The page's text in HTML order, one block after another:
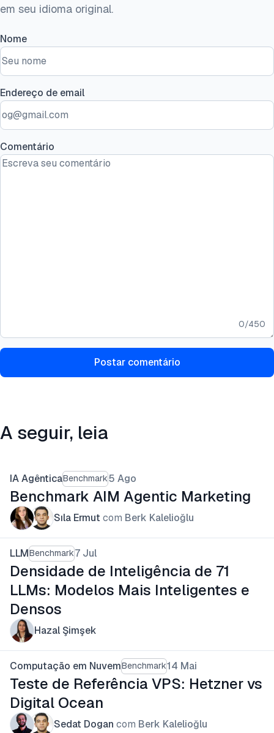
em seu idioma original.
Nome
Endereço de email
Comentário
0/450
Postar comentário
A seguir, leia
IA AgênticaBenchmark5 Ago
Benchmark AIM Agentic Marketing
Sıla Ermut com Berk Kalelioğlu
LLMBenchmark7 Jul
Densidade de Inteligência de 71
LLMs: Modelos Mais Inteligentes e
Densos
Hazal Şimşek
Computação em NuvemBenchmark14 Mai
Teste de Referência VPS: Hetzner vs
Digital Ocean
Sedat Dogan com Berk Kalelioğlu